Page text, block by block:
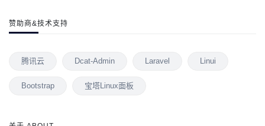
赞助商&技术支持
腾讯云 Dcat-Admin Laravel Linui
Bootstrap 宝塔Linux面板